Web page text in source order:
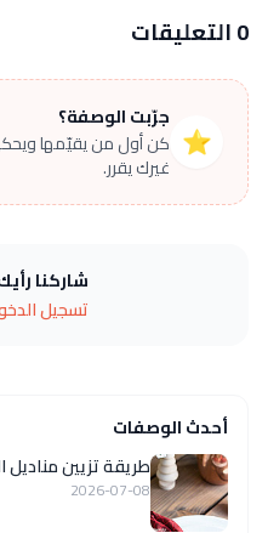
0 التعليقات
⭐
جرّبت الوصفة؟
كن أول من يقيّمها
غيرك يقرر.
شاركنا
تسجيل
أحدث الوصفات
طريقة تزيين مناديل
2026-07-08